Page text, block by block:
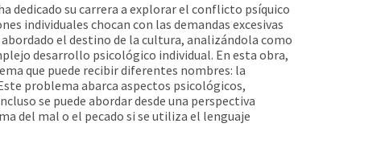
dedicado su carrera a explorar el conflicto psíquico
individuales chocan con las demandas excesivas
abordado el destino de la cultura, analizándola como
desarrollo psicológico individual. En esta obra,
que puede recibir diferentes nombres: la
problema abarca aspectos psicológicos,
se puede abordar desde una perspectiva
del mal o el pecado si se utiliza el lenguaje